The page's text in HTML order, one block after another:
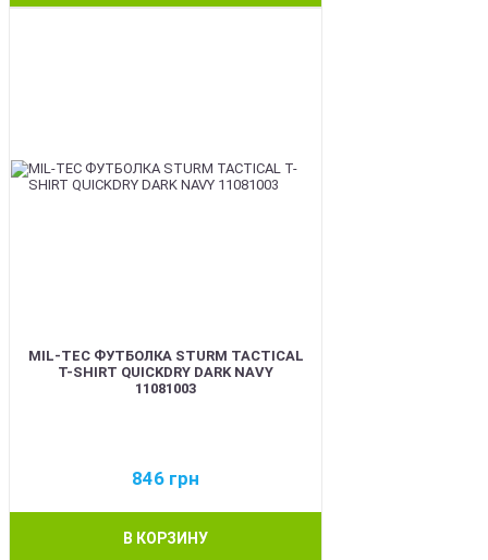
MIL-TEC ФУТБОЛКА STURM TACTICAL
T-SHIRT QUICKDRY DARK NAVY
11081003
846 грн
В КОРЗИНУ